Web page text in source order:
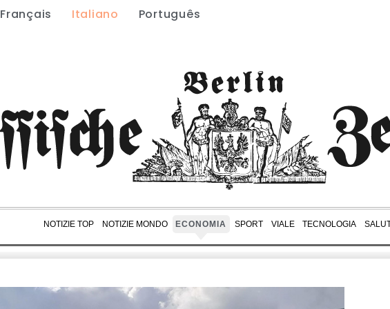
Français Italiano Português
NOTIZIE TOP NOTIZIE MONDO ECONOMIA SPORT VIALE TECNOLOGIA